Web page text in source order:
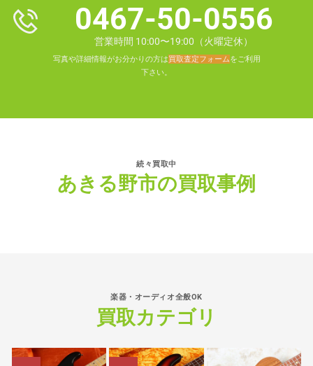
0467-50-0556
営業時間 10:00〜19:00（火曜定休）
写真や詳細情報がお分かりの方は買取査定フォームをご利用
下さい。
続々買取中
あきる野市の買取事例
楽器・オーディオ全般OK
買取カテゴリ